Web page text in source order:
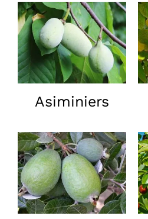
Réalisations
Dossiers
Contact
Asiminiers